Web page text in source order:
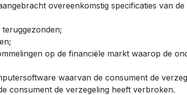
overeenkomstig specificaties van de
op de financiële markt waarop de
waarvan de consument de
consument de verzegeling heeft verbroken.